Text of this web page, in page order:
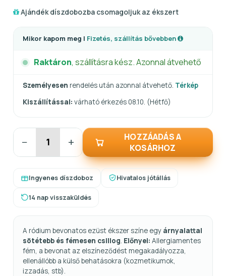
Ajándék díszdobozba csomagoljuk az ékszert
Mikor kapom meg | Fizetés, szállítás bővebben
Raktáron, szállításra kész. Azonnal átvehető
Személyesen rendelés után azonnal átvehető. Térkép
Kiszállítással: várható érkezés 08.10. (Hétfő)
− +
HOZZÁADÁS A
KOSÁRHOZ
Ingyenes díszdoboz Hivatalos jótállás
14 nap visszaküldés
A ródium bevonatos ezüst ékszer színe egy árnyalattal
sötétebb és fémesen csillog. Előnyei: Allergiamentes
fém, a bevonat az elszíneződést megakadályozza,
ellenállóbb a külső behatásokra (kozmetikumok,
izzadás, stb).